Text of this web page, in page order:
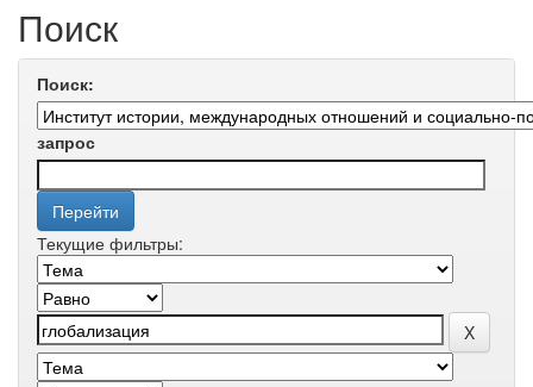
Поиск
Поиск:
запрос
Текущие фильтры: